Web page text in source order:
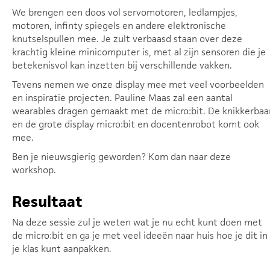
We brengen een doos vol servomotoren, ledlampjes,
motoren, infinty spiegels en andere elektronische
knutselspullen mee. Je zult verbaasd staan over deze
krachtig kleine minicomputer is, met al zijn sensoren die je
betekenisvol kan inzetten bij verschillende vakken.
Tevens nemen we onze display mee met veel voorbeelden
en inspiratie projecten. Pauline Maas zal een aantal
wearables dragen gemaakt met de micro:bit. De
en de grote display micro:bit en docentenrobot komt ook
mee.
Ben je nieuwsgierig geworden? Kom dan naar deze
workshop.
Resultaat
Na deze sessie zul je weten wat je nu echt kunt doen met
de micro:bit en ga je met veel ideeën naar huis hoe je dit in
je klas kunt aanpakken.